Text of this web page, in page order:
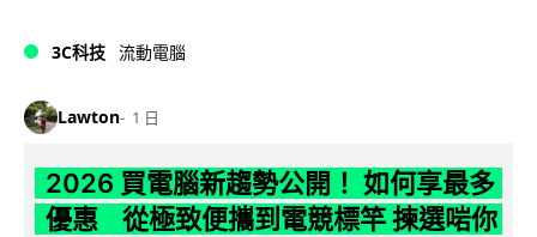
3C科技 流動電腦
Lawton 1 日
2026 買電腦新趨勢公開！ 如何享最多
優惠 從極致便攜到電競標竿 揀選啱你